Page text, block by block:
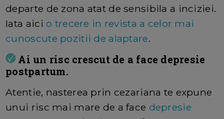
departe de zona atat de sensibila a inciziei.
Iata aicio trecere in revista a celor mai
cunoscute pozitii de alaptare.
Ai un risc crescut de a face depresie
postpartum.
Atentie, nasterea prin cezariana te expune
unui risc mai mare de a face depresie